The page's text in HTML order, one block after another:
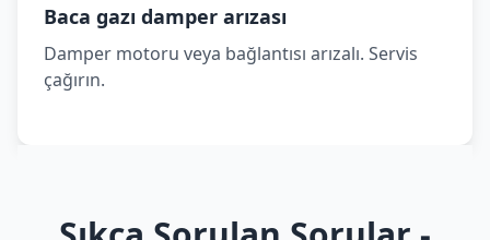
Baca gazı damper arızası
Damper motoru veya bağlantısı arızalı. Servis
çağırın.